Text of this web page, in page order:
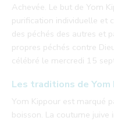
Achevée. Le but de Yom
purification individuelle et
des péchés des autres et
propres péchés contre
célébré le mercredi 15
Les traditions de Yom
Yom Kippour est marqué
boisson. La coutume